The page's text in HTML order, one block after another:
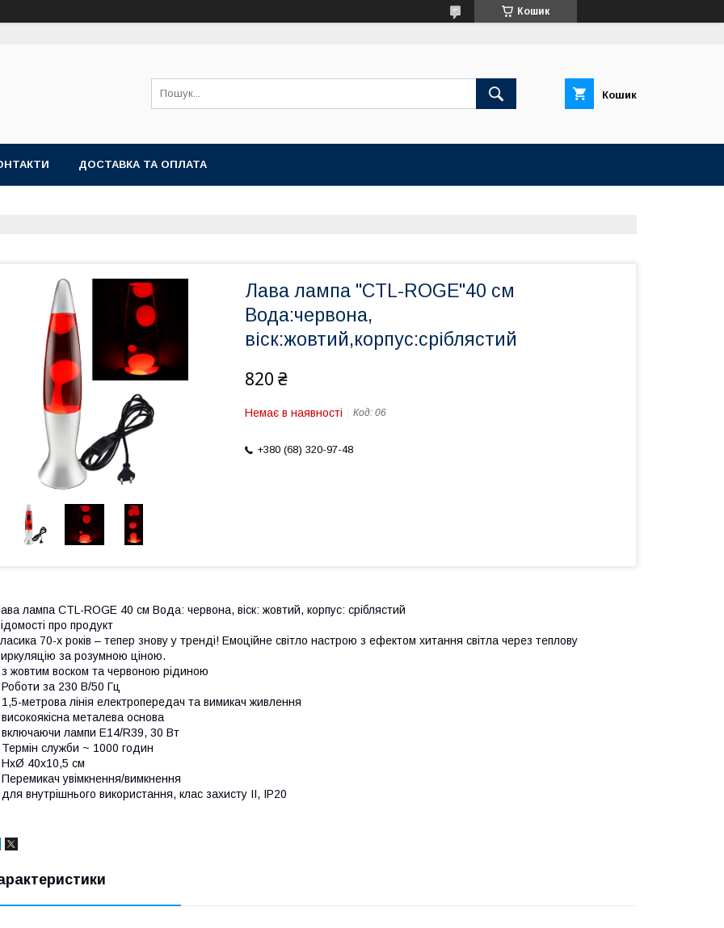
Кошик
Кошик
ДОСТАВКА ТА ОПЛАТА
Лава лампа "CTL-ROGE"40 см
Вода:червона,
віск:жовтий,корпус:сріблястий
820 ₴
Немає в наявності Код: 06
+380 (68) 320-97-48
лампа CTL-ROGE 40 см Вода: червона, віск: жовтий, корпус: сріблястий
про продукт
70-х років – тепер знову у тренді! Емоційне світло настрою з ефектом хитання світла через теплову
за розумною ціною.
з жовтим воском та червоною рідиною
Роботи за 230 В/50 Гц
1,5-метрова лінія електропередач та вимикач живлення
високоякісна металева основа
включаючи лампи E14/R39, 30 Вт
Термін служби ~ 1000 годин
HxØ 40x10,5 см
Перемикач увімкнення/вимкнення
для внутрішнього використання, клас захисту II, IP20